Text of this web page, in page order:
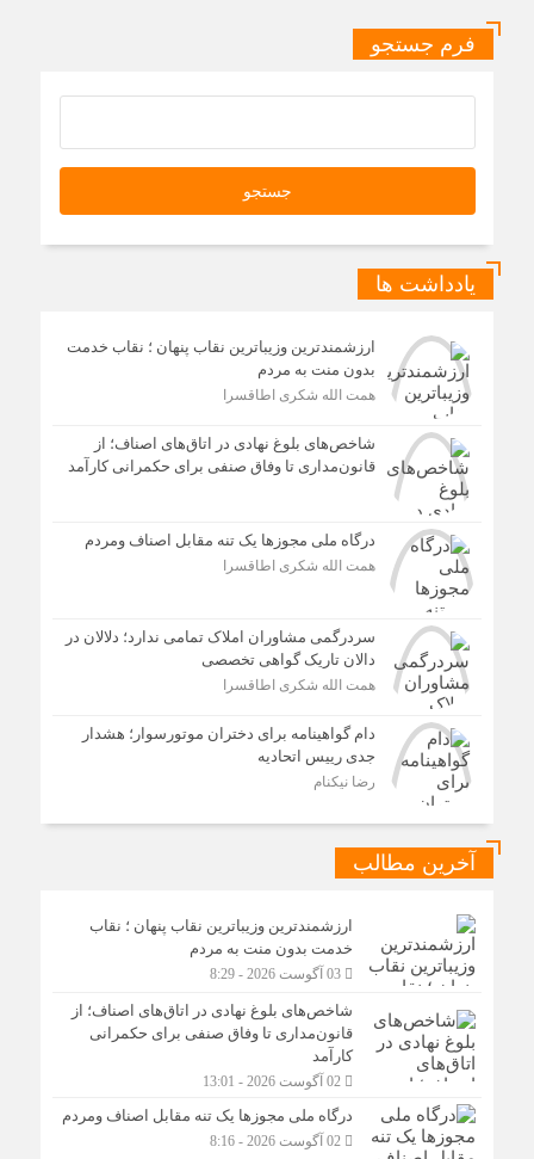
فرم جستجو
یادداشت ها
ارزشمندترین وزیباترین نقاب پنهان ؛ نقاب خدمت
بدون منت به مردم
همت الله شکری اطاقسرا
شاخص‌های بلوغ نهادی در اتاق‌های اصناف؛ از
قانون‌مداری تا وفاق صنفی برای حکمرانی کارآمد
درگاه ملی مجوزها یک تنه مقابل اصناف ومردم
همت الله شکری اطاقسرا
سردرگمی مشاوران املاک تمامی ندارد؛ دلالان در
دالان تاریک گواهی تخصصی
همت الله شکری اطاقسرا
دام گواهینامه برای دختران موتورسوار؛ هشدار
جدی رییس اتحادیه
رضا نیکنام
آخرین مطالب
ارزشمندترین وزیباترین نقاب پنهان ؛ نقاب
خدمت بدون منت به مردم
03 آگوست 2026 - 8:29
شاخص‌های بلوغ نهادی در اتاق‌های اصناف؛ از
قانون‌مداری تا وفاق صنفی برای حکمرانی
کارآمد
02 آگوست 2026 - 13:01
درگاه ملی مجوزها یک تنه مقابل اصناف ومردم
02 آگوست 2026 - 8:16